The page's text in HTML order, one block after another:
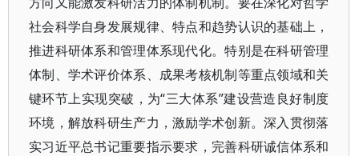
社会科学自身发展规律、特点和趋势认识的基础上，
推进科研体系和管理体系现代化。特别是在科研管理
体制、学术评价体系、成果考核机制等重点领域和关
键环节上实现突破，为“三大体系”建设营造良好制度
环境，解放科研生产力，激励学术创新。深入贯彻落
实习近平总书记重要指示要求，完善科研诚信体系和